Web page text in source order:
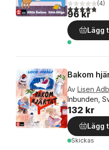
4,8utav 5(4)
96 kr
Lägg
Bakom
Av Lisen
Inbunden,
132 kr
Lägg
Skickas